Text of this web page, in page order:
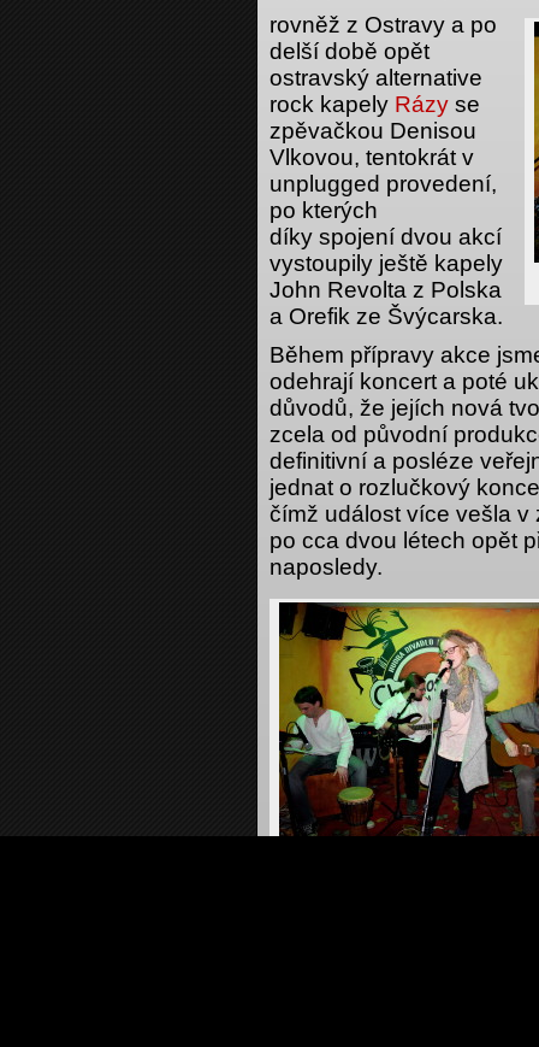
rovněž z Ostravy a po
delší době opět
ostravský alternative
rock kapely Rázy se
zpěvačkou Denisou
Vlkovou, tentokrát v
unplugged provedení,
po kterých
díky spojení dvou akcí
vystoupily ještě kapely
John Revolta z Polska
a Orefik ze Švýcarska.
Během přípravy akce
odehrají koncert a poté
důvodů, že jejích nová
zcela od původní
definitivní a posléze
jednat o rozlučkový
čímž událost více vešla v
po cca dvou létech opět
naposledy.